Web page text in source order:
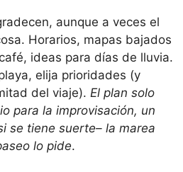
aunque a veces el
Horarios, mapas bajados
ideas para días de lluvia.
elija prioridades (y
del viaje). El plan solo
para la improvisación, un
se tiene suerte– la marea
lo pide.